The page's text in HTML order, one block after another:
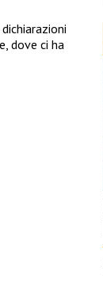
dove ci ha